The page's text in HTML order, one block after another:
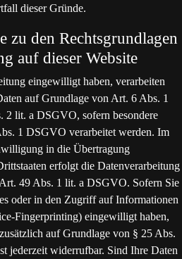
dieser Gründe.
zu den Rechtsgrundlagen
auf dieser Website
eingewilligt haben, verarbeiten
auf Grundlage von Art. 6 Abs. 1
lit. a DSGVO, sofern besondere
1 DSGVO verarbeitet werden. Im
in die Übertragung
erfolgt die Datenverarbeitung
49 Abs. 1 lit. a DSGVO. Sofern Sie
oder in den Zugriff auf Informationen
Fingerprinting) eingewilligt haben,
auf Grundlage von § 25 Abs.
jederzeit widerrufbar. Sind Ihre Daten